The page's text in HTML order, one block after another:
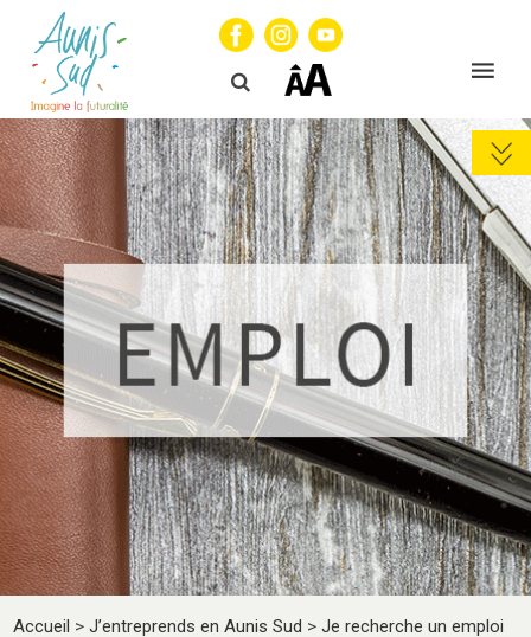
Accueil >J’entreprends en Aunis Sud >Je recherche un emploi